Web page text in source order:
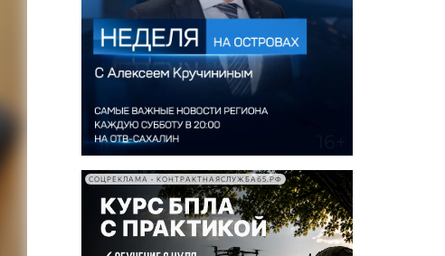
СОЦРЕКЛАМА • КОНТРАКТНАЯСЛУЖБА65.РФ